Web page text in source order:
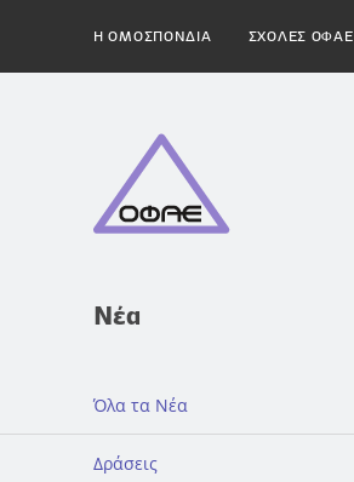
H ΟΜΟΣΠΟΝΔΙΑ ΣΧΟΛΕΣ ΟΦΑΕ
Νέα
Όλα τα Νέα
Δράσεις